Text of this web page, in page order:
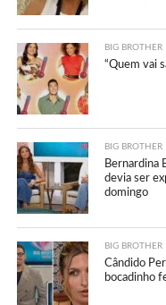
BIG BROTHER
“Quem vai
BIG BROTHER
Bernardina
devia ser
domingo
BIG BROTHER
Cândido
bocadinho